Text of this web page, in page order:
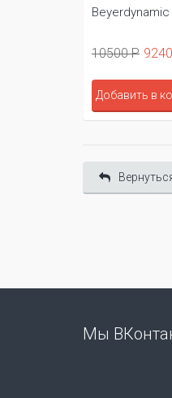
Beyerdynamic
10500 Р
Добавить в
Мы